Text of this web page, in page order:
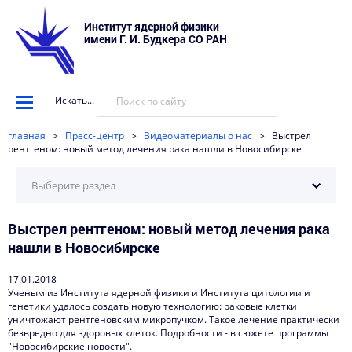
Институт ядерной физики
имени Г. И. Будкера СО РАН
Искать...
главная > Пресс-центр > Видеоматериалы о нас > Выстрел
рентгеном: новый метод лечения рака нашли в Новосибирске
Научные установки
События
Новости
Наука в деталях
Видеоматериалы о нас
Выберите раздел
Выстрел рентгеном: новый метод лечения рака
нашли в Новосибирске
17.01.2018
Ученым из Института ядерной физики и Института цитологии и
генетики удалось создать новую технологию: раковые клетки
уничтожают рентгеновским микропучком. Такое лечение практически
безвредно для здоровых клеток. Подробности - в сюжете программы
"Новосибирские новости".